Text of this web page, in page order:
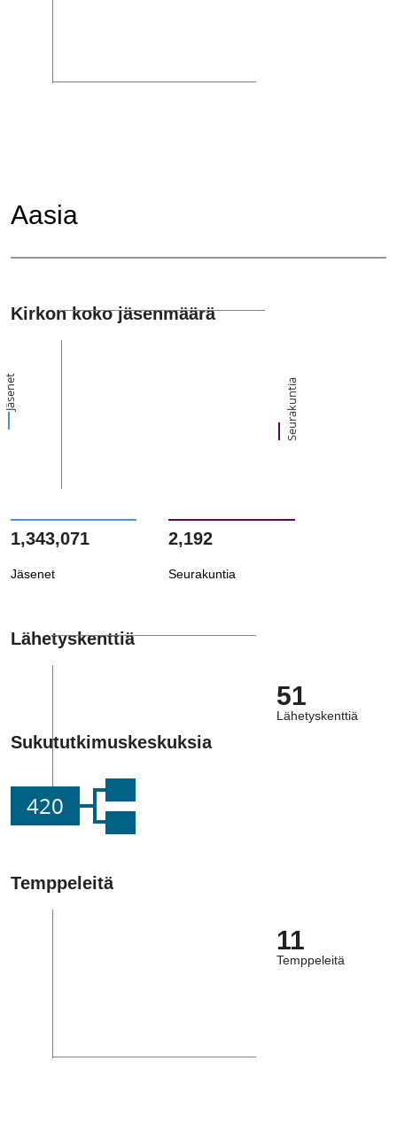
Aasia
Kirkon koko jäsenmäärä
Jäsenet Seurakuntia
1,343,071
Jäsenet
2,192
Seurakuntia
Lähetyskenttiä
51
Lähetyskenttiä
Sukututkimuskeskuksia
420
Temppeleitä
11
Temppeleitä